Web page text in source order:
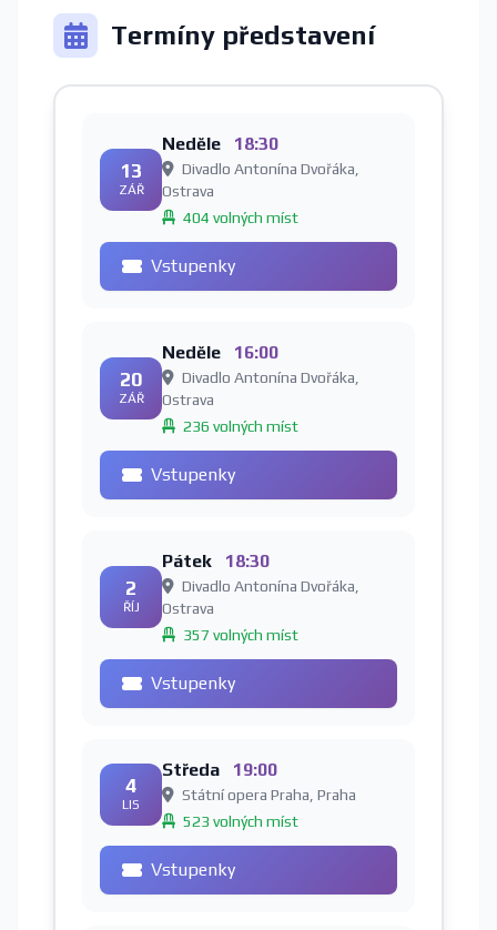
Termíny představení
13
ZÁŘ
Neděle 18:30
Divadlo Antonína Dvořáka,
Ostrava
404 volných míst
Vstupenky
20
ZÁŘ
Neděle 16:00
Divadlo Antonína Dvořáka,
Ostrava
236 volných míst
Vstupenky
2
ŘÍJ
Pátek 18:30
Divadlo Antonína Dvořáka,
Ostrava
357 volných míst
Vstupenky
4
LIS
Středa 19:00
Státní opera Praha, Praha
523 volných míst
Vstupenky